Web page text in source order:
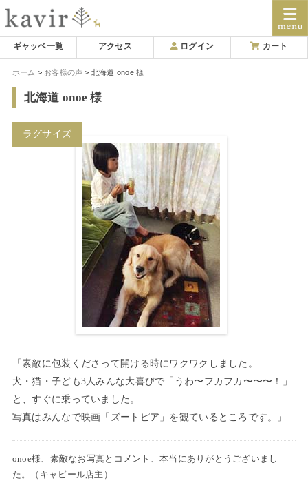
Skip
to
ギャッベ一覧 アクセス ログイン カート
ホーム お客様の声 北海道 onoe 様
北海道 onoe 様
ラグサイズ
「素敵に包装くださって開ける時にワクワクしました。
犬・猫・子ども3人みんな大喜びで「うわ〜フカフカ〜〜〜！」
と、すぐに乗っていました。
写真はみんなで映画「ズートピア」を観ているところです。」
onoe様、素敵なお写真とコメント、本当にありがとうございまし
た。（キャビール店主）